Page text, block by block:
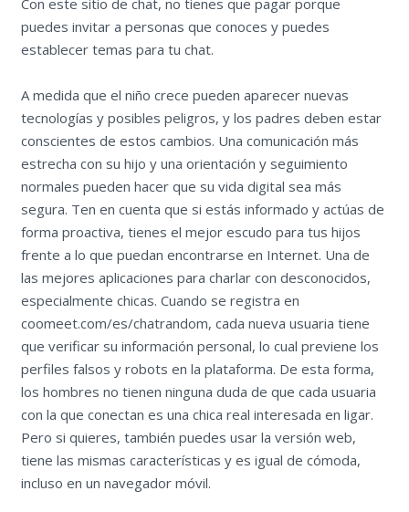
Con este sitio de chat, no tienes que pagar porque
puedes invitar a personas que conoces y puedes
establecer temas para tu chat.
A medida que el niño crece pueden aparecer nuevas
tecnologías y posibles peligros, y los padres deben estar
conscientes de estos cambios. Una comunicación más
estrecha con su hijo y una orientación y seguimiento
normales pueden hacer que su vida digital sea más
segura. Ten en cuenta que si estás informado y actúas de
forma proactiva, tienes el mejor escudo para tus hijos
frente a lo que puedan encontrarse en Internet. Una de
las mejores aplicaciones para charlar con desconocidos,
especialmente chicas. Cuando se registra en
coomeet.com/es/chatrandom, cada nueva usuaria tiene
que verificar su información personal, lo cual previene los
perfiles falsos y robots en la plataforma. De esta forma,
los hombres no tienen ninguna duda de que cada usuaria
con la que conectan es una chica real interesada en ligar.
Pero si quieres, también puedes usar la versión web,
tiene las mismas características y es igual de cómoda,
incluso en un navegador móvil.